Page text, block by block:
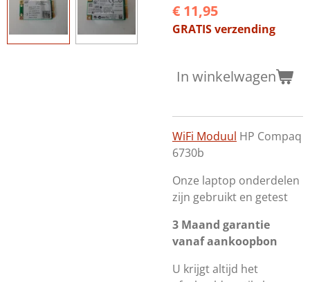
€ 11,95
GRATIS verzending
In winkelwagen
WiFi Moduul HP Compaq
6730b
Onze laptop onderdelen
zijn gebruikt en getest
3 Maand garantie
vanaf aankoopbon
U krijgt altijd het